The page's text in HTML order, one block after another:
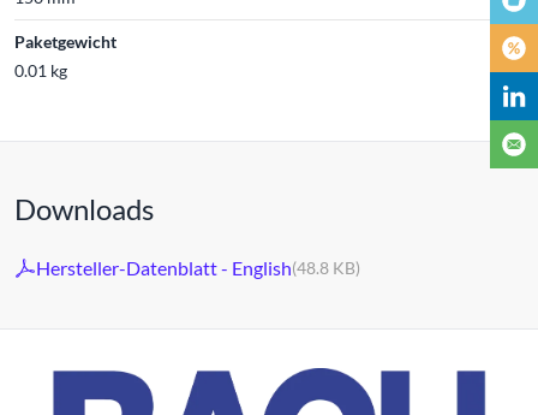
Paketgewicht
0.01 kg
Downloads
Hersteller-Datenblatt - English(48.8 KB)